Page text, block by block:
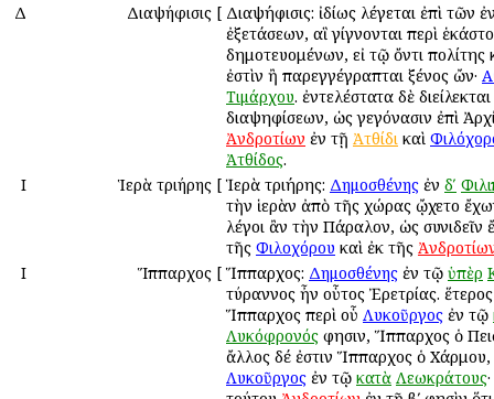
Δ
Διαψήφισις [ Διαψήφισις: ἰδίως λέγεται ἐπὶ τῶν
ἐξετάσεων, αἳ γίγνονται περὶ
δημοτευομένων, εἰ τῷ ὄντι πολίτης
ἐστὶν ἢ παρεγγέγραπται ξένος ὤν·
Τιμάρχου. ἐντελέστατα δὲ
διαψηφίσεων, ὡς γεγόνασιν ἐπὶ
Ἀνδροτίων ἐν τῇ Ἀτθίδι καὶ
Ἀτθίδος.
Ι
Ἱερὰ τριήρης [ Ἱερὰ τριήρης: Δημοσθένης ἐν δʹ
τὴν ἱερὰν ἀπὸ τῆς χώρας ᾤχετο
λέγοι ἂν τὴν Πάραλον, ὡς συνιδεῖν
τῆς Φιλοχόρου καὶ ἐκ τῆς
Ι
Ἵππαρχος [ Ἵππαρχος: Δημοσθένης ἐν τῷ ὑπὲρ
τύραννος ἦν οὗτος Ἐρετρίας.
Ἵππαρχος περὶ οὗ Λυκοῦργος ἐν τῷ
Λυκόφρονός φησιν, Ἵππαρχος ὁ
ἄλλος δέ ἐστιν Ἵππαρχος ὁ
Λυκοῦργος ἐν τῷ κατὰ Λεωκράτους